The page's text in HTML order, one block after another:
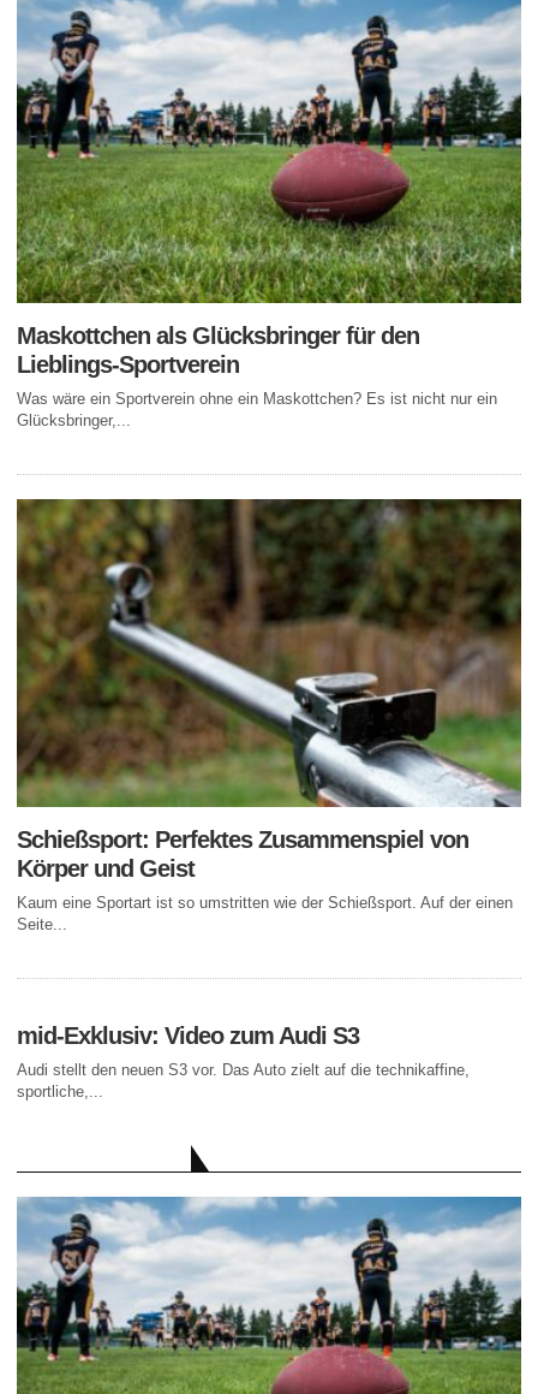
Maskottchen als Glücksbringer für den
Lieblings-Sportverein
Was wäre ein Sportverein ohne ein Maskottchen? Es ist nicht nur ein
Glücksbringer,...
Schießsport: Perfektes Zusammenspiel von
Körper und Geist
Kaum eine Sportart ist so umstritten wie der Schießsport. Auf der einen
Seite...
mid-Exklusiv: Video zum Audi S3
Audi stellt den neuen S3 vor. Das Auto zielt auf die technikaffine,
sportliche,...